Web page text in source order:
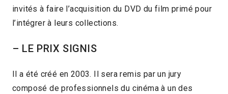
invités à faire l’acquisition du DVD du film primé pour
l’intégrer à leurs collections.
– LE PRIX SIGNIS
Il a été créé en 2003. Il sera remis par un jury
composé de professionnels du cinéma à un des